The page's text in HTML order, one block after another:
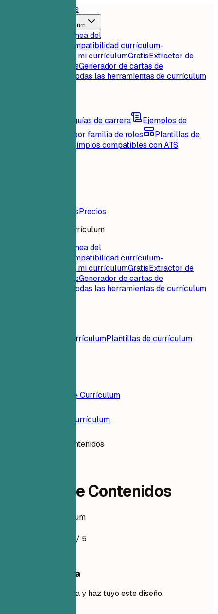
Características
Herramientas de currículum
Puntuación instantánea del
Compatibilidad currículum-
Critica mi currículumGratisExtractor de
GratisGenerador de cartas de
Todas las herramientas de currículum
Consejos y guías de carrera
Ejemplos de
Explora por familia de roles
Plantillas de
Diseños limpios compatibles con ATS
CaracterísticasPrecios
Herramientas de currículum
Puntuación instantánea del
Compatibilidad currículum-
Critica mi currículumGratisExtractor de
GratisGenerador de cartas de
Todas las herramientas de currículum
Ejemplos de currículumPlantillas de currículum
Constructor de Currículum
Ejemplos de Currículum
Gerenta de Contenidos
Gerenta de Contenidos
Ejemplo de currículum
/ 5
Usa esta plantilla
Añade tu experiencia y haz tuyo este diseño.